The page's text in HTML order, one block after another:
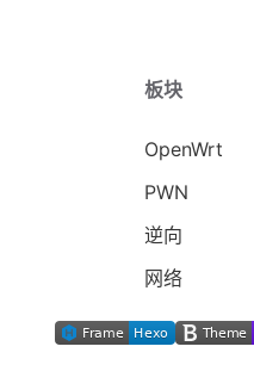
板块
OpenWrt
PWN
逆向
网络